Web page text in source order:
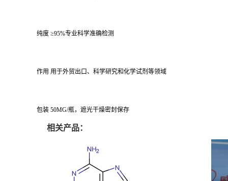
纯度 ≥95%专业科学准确检测
作用 用于外贸出口、科学研究和化学试剂等领域
包装 50MG/瓶，遮光干燥密封保存
相关产品：